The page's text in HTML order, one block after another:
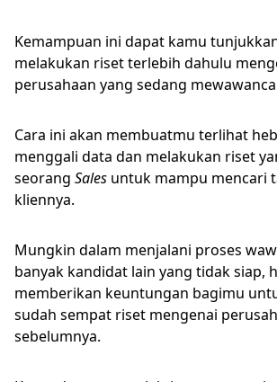
Kemampuan ini dapat kamu
melakukan riset terlebih dahulu
perusahaan yang sedang
Cara ini akan membuatmu terlihat
menggali data dan melakukan riset
seorang Sales untuk mampu mencari
kliennya.
Mungkin dalam menjalani proses
banyak kandidat lain yang tidak siap,
memberikan keuntungan bagimu
sudah sempat riset mengenai
sebelumnya.